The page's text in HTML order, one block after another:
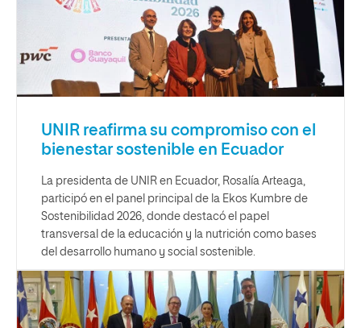
UNIR reafirma su compromiso con el
bienestar sostenible en Ecuador
La presidenta de UNIR en Ecuador, Rosalía Arteaga,
participó en el panel principal de la Ekos Kumbre de
Sostenibilidad 2026, donde destacó el papel
transversal de la educación y la nutrición como bases
del desarrollo humano y social sostenible.